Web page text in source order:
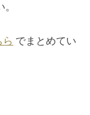
でまとめてい